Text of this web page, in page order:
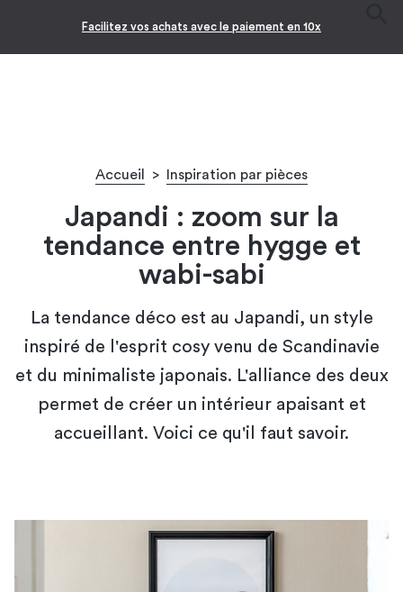
Facilitez vos achats avec le paiement en 10x
Accueil > Inspiration par pièces
Japandi : zoom sur la
tendance entre hygge et
wabi-sabi
La tendance déco est au Japandi, un style
inspiré de l'esprit cosy venu de Scandinavie
et du minimaliste japonais. L'alliance des deux
permet de créer un intérieur apaisant et
accueillant. Voici ce qu'il faut savoir.